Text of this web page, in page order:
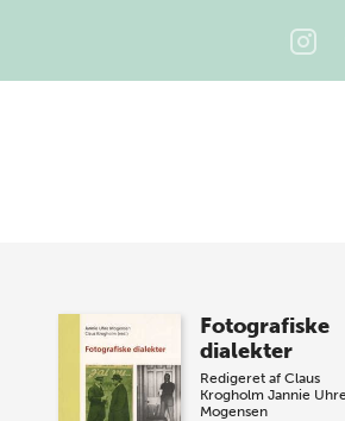
Fotografiske
dialekter
Redigeret af Claus
Krogholm Jannie
Mogensen